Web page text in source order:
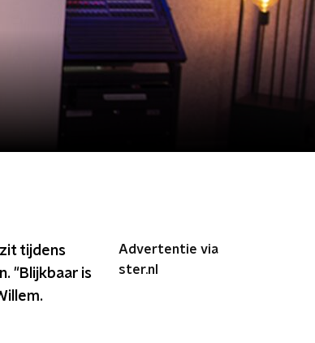
tijdens
"Blijkbaar is
Advertentie via
ster.nl